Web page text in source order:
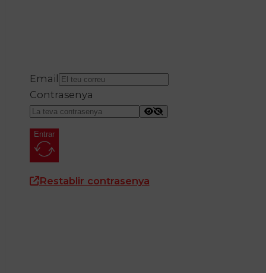
Email
Contrasenya
Entrar
Restablir contrasenya